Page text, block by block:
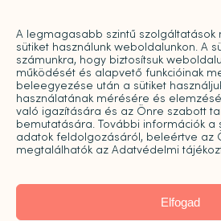
A legmagasabb szintű szolgáltatások
sütiket használunk weboldalunkon. A
számunkra, hogy biztosítsuk
működését és alapvető funkcióinak
beleegyezése után a sütiket
használatának mérésére és
való igazítására és az Önre szabott
bemutatására. További információk a
adatok feldolgozásáról, beleértve az
megtalálhatók az Adatvédelmi
Elfogad
díjazására
Sajtó
Pro bono
Árak
Kapcsolat
Galéria
Karrier